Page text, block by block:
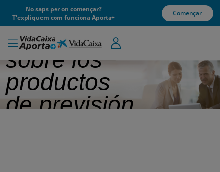
No saps per on començar?
T'expliquem com funciona Aporta+
Començar
Información
sobre los
productos
de previsión